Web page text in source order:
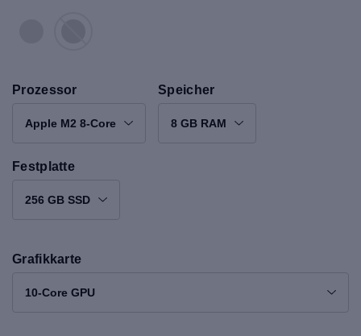
Prozessor
Apple M2 8-Core
Speicher
8 GB RAM
Festplatte
256 GB SSD
Grafikkarte
10-Core GPU